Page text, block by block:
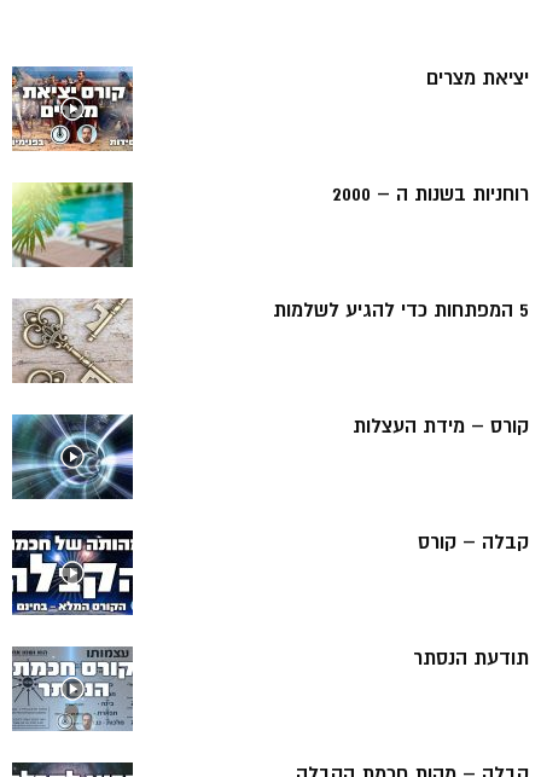
יציאת מצרים
רוחניות בשנות ה – 2000
5 המפתחות כדי להגיע לשלמות
קורס – מידת העצלות
קבלה – קורס
תודעת הנסתר